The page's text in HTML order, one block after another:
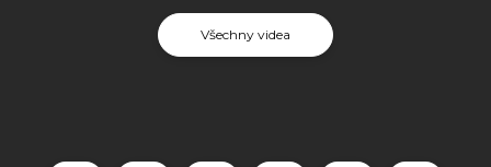
Všechny videa